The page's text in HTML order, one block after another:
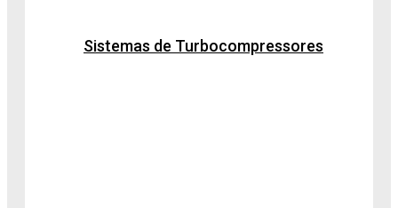
Sistemas de Turbocompressores